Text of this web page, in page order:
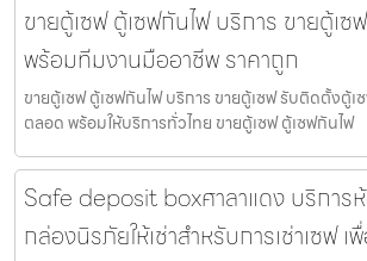
ขายตู้เซฟ ตู้เซฟกันไฟ บริการ ขายตู้เ
พร้อมทีมงานมืออาชีพ ราคาถูก
ขายตู้เซฟ ตู้เซฟกันไฟ บริการ ขายตู้เซฟ รับติดตั้งตู้
ตลอด พร้อมให้บริการทั่วไทย ขายตู้เซฟ ตู้เซฟกันไฟ
Safe deposit boxศาลาแดง บริการ
กล่องนิรภัยให้เช่าสำหรับการเช่าเซฟ